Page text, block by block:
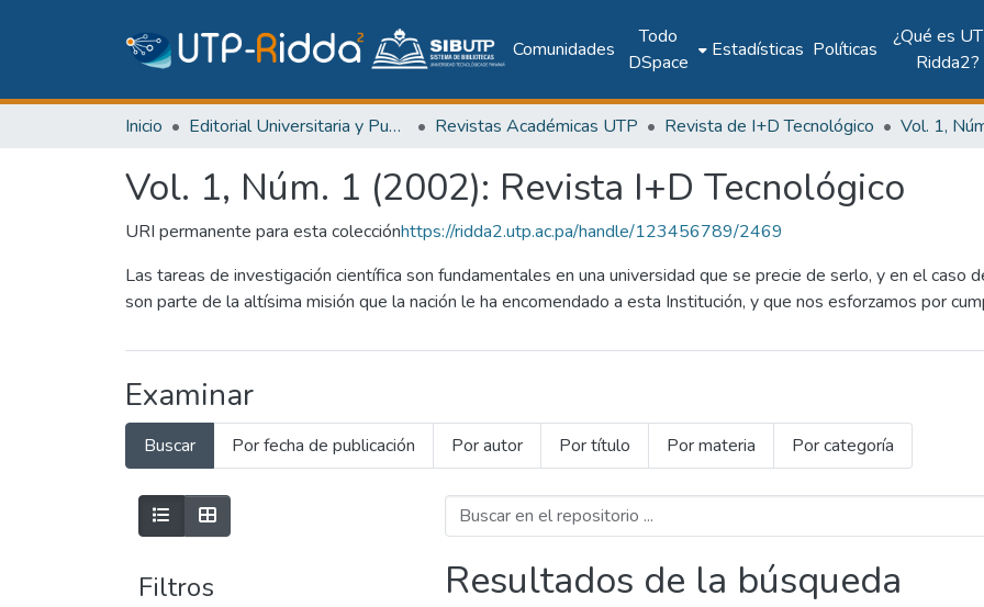
Comunidades
Todo
DSpace
Estadísticas Políticas
¿Qué es
Ridda2?
Inicio Editorial Universitaria y Publicaciones Seriadas Revistas Académicas UTP Revista de I+D Tecnológico
Vol. 1, Núm. 1 (2002): Revista I+D Tecnológico
URI permanente para esta colecciónhttps://ridda2.utp.ac.pa/handle/123456789/2469
Las tareas de investigación científica son fundamentales en una universidad que se precie de serlo, y en el caso
son parte de la altísima misión que la nación le ha encomendado a esta Institución, y que nos esforzamos por
Examinar
Buscar Por fecha de publicación Por autor Por título Por materia Por categoría
Filtros Resultados de la búsqueda